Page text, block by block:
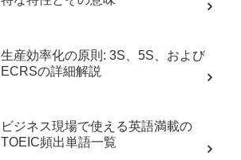
生産効率化の原則: 3S、5S、および
ECRSの詳細解説
ビジネス現場で使える英語満載の
TOEIC頻出単語一覧